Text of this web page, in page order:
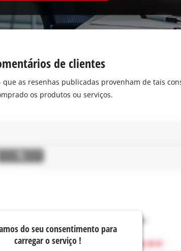
de clientes
as resenhas publicadas provenham de tais
os produtos ou serviços.
do seu consentimento para
carregar o serviço !